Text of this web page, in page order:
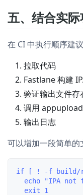
五、结合实
在 CI 中执行顺序建
拉取代码
Fastlane 构建
验证输出文件存
调用
输出日志
可以增加一段简单的
if [ ! -f build/
echo "IPA not
  exit 1